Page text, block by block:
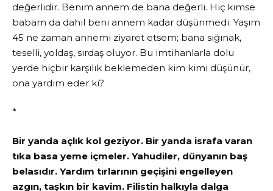
değerlidir. Benim annem de bana değerli. Hiç kimse
babam da dahil beni annem kadar düşünmedi. Yaşım
45 ne zaman annemi ziyaret etsem; bana sığınak,
teselli, yoldaş, sırdaş oluyor. Bu imtihanlarla dolu
yerde hiçbir karşılık beklemeden kim kimi düşünür,
ona yardım eder ki?
*
Bir yanda açlık kol geziyor. Bir yanda israfa varan
tıka basa yeme içmeler. Yahudiler, dünyanın baş
belasıdır. Yardım tırlarının geçişini engelleyen
azgın, taşkın bir kavim. Filistin halkıyla dalga